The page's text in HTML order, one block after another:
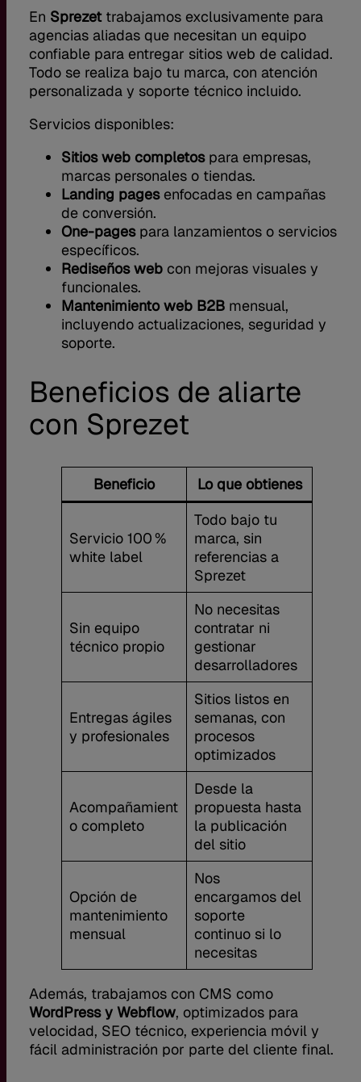
En Sprezettrabajamos exclusivamente para
agencias aliadas que necesitan un equipo
confiable para entregar sitios web de calidad.
Todo se realiza bajo tu marca, con atención
personalizada y soporte técnico incluido.
Servicios disponibles:
Sitios web completospara empresas,
marcas personales o tiendas.
Landing pagesenfocadas en campañas
de conversión.
One-pagespara lanzamientos o servicios
específicos.
Rediseños web con mejoras visuales y
funcionales.
Mantenimiento web B2B mensual,
incluyendo actualizaciones, seguridad y
soporte.
Beneficios de aliarte
con Sprezet
Beneficio Lo que obtienes
Servicio 100 %
white label
Todo bajo tu
marca, sin
referencias a
Sprezet
Sin equipo
técnico propio
No necesitas
contratar ni
gestionar
desarrolladores
Entregas ágiles
y profesionales
Sitios listos en
semanas, con
procesos
optimizados
Acompañamient
o completo
Desde la
propuesta hasta
la publicación
del sitio
Opción de
mantenimiento
mensual
Nos
encargamos del
soporte
continuo si lo
necesitas
Además, trabajamos con CMS como
WordPress y Webflow, optimizados para
velocidad, SEO técnico, experiencia móvil y
fácil administración por parte del cliente final.